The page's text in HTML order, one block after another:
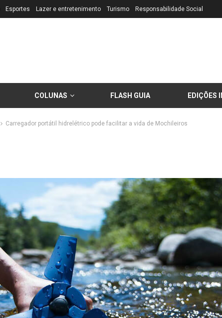
Esportes Lazer e entretenimento Turismo Responsabilidade Social
COLUNAS FLASH GUIA EDIÇÕES
Carregador portátil hidrelétrico pode facilitar a vida de Mochileiros